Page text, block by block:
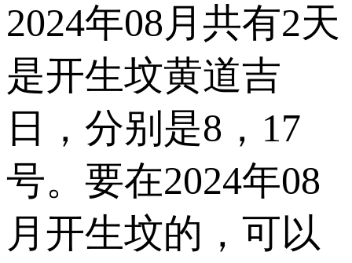
2024年08月共有2天
是开生坟黄道吉
日，分别是8，17
号。要在2024年08
月开生坟的，可以